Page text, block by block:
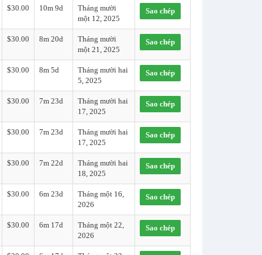
$30.00 10m 9d
Tháng mười
một 12, 2025
Sao chép
$30.00 8m 20d
Tháng mười
một 21, 2025
Sao chép
$30.00 8m 5d
Tháng mười hai
5, 2025
Sao chép
$30.00 7m 23d
Tháng mười hai
17, 2025
Sao chép
$30.00 7m 23d
Tháng mười hai
17, 2025
Sao chép
$30.00 7m 22d
Tháng mười hai
18, 2025
Sao chép
$30.00 6m 23d
Tháng một 16,
2026
Sao chép
$30.00 6m 17d
Tháng một 22,
2026
Sao chép